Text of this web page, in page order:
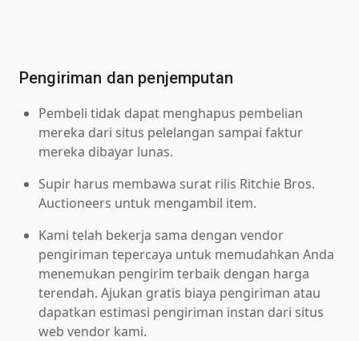
Pengiriman dan penjemputan
Pembeli tidak dapat menghapus pembelian
mereka dari situs pelelangan sampai faktur
mereka dibayar lunas.
Supir harus membawa surat rilis Ritchie Bros.
Auctioneers untuk mengambil item.
Kami telah bekerja sama dengan vendor
pengiriman tepercaya untuk memudahkan Anda
menemukan pengirim terbaik dengan harga
terendah. Ajukan gratis biaya pengiriman atau
dapatkan estimasi pengiriman instan dari situs
web vendor kami.